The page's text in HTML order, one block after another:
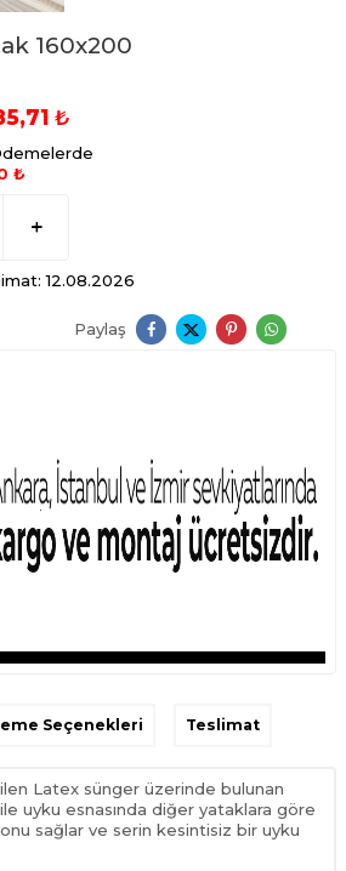
160x200
₺
₺
12.08.2026
Paylaş
Seçenekleri Teslimat
Latex sünger üzerinde bulunan
uyku esnasında diğer yataklara göre
sağlar ve serin kesintisiz bir uyku